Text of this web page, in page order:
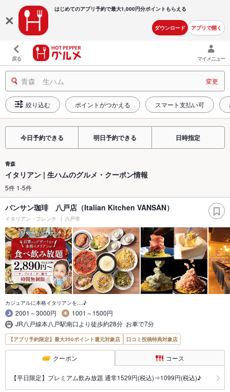
はじめてのアプリ予約で最大1,000円分ポイントもらえる
ダウンロード アプリで開く
戻る マイメニュー
青森 生ハム 変更
絞り込む ポイントがつかえる スマート支払い可
今日予約できる 明日予約できる 日時指定
青森
イタリアン | 生ハムのグルメ・クーポン情報
5件 1-5件
バンサン珈琲 八戸店（Italian Kitchen VANSAN）
イタリアン・フレンチ 八戸市
カジュアルに本格イタリアンを....♪
2001～3000円
1001～1500円
JR八戸線本八戸駅南口より徒歩約28分 お車で7分
【アプリ予約限定】最大350ポイント還元対象店 口コミ投稿特典対象店
クーポン コース
【平日限定】プレミアム飲み放題 通常1529円(税込)⇒1099円(税込)♪